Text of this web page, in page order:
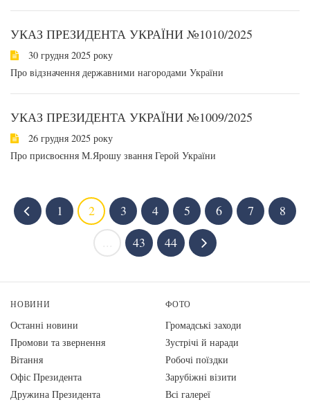
УКАЗ ПРЕЗИДЕНТА УКРАЇНИ №1010/2025
30 грудня 2025 року
Про відзначення державними нагородами України
УКАЗ ПРЕЗИДЕНТА УКРАЇНИ №1009/2025
26 грудня 2025 року
Про присвоєння М.Ярошу звання Герой України
1 2 3 4 5 6 7
8
43 44
НОВИНИ
Останні новини
Промови та звернення
Вiтання
Офіс Президента
Дружина Президента
ФОТО
Громадські заходи
Зустрічі й наради
Робочі поїздки
Зарубіжні візити
Всі галереї